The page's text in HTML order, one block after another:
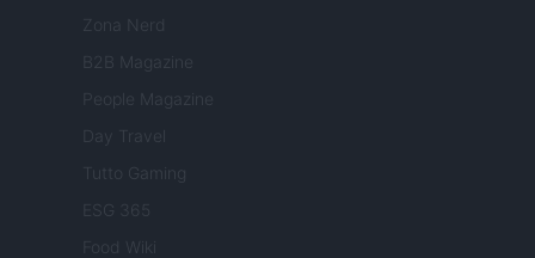
Zona Nerd
B2B Magazine
People Magazine
Day Travel
Tutto Gaming
ESG 365
Food Wiki